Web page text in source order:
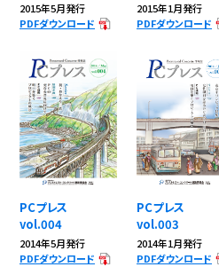
2015年5月発行
PDFダウンロード
2015年1月発行
PDFダウンロード
PCプレス
vol.004
2014年5月発行
PDFダウンロード
PCプレス
vol.003
2014年1月発行
PDFダウンロード